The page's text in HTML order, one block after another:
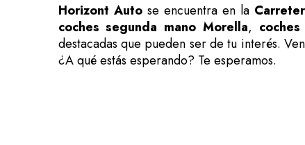
Horizont Autose encuentra en la
coches segunda mano Morella,
destacadas que pueden ser de tu interés.
¿A qué estás esperando? Te esperamos.